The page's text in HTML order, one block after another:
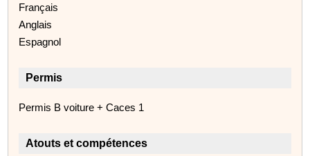
Français
Anglais
Espagnol
Permis
Permis B voiture + Caces 1
Atouts et compétences